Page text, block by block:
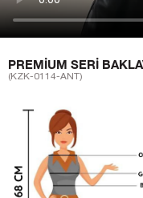
PREMIUM SERI
(KZK-0114-ANT)